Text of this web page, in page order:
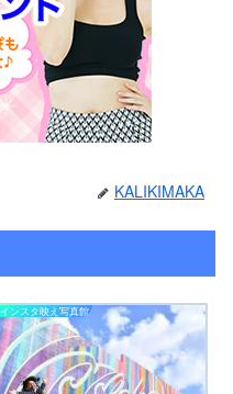
KALIKIMAKA
インスタ映え写真館